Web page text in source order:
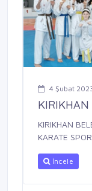
4 Şubat
KIRIKHAN
KIRIKHAN
KARATE
İncele